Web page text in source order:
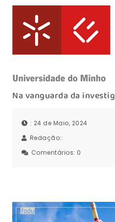
Na vanguarda da
: 24 de Maio, 2024
Redação::
Comentários: 0